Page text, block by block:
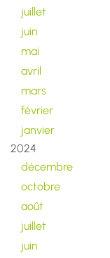
juillet
juin
mai
avril
mars
février
janvier
2024
décembre
octobre
août
juillet
juin